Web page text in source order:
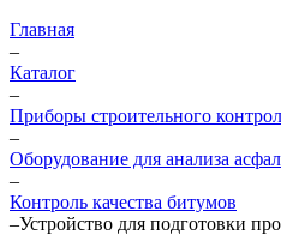
Главная
–
Каталог
–
Приборы строительного
–
Оборудование для анализа
–
Контроль качества битумов
–Устройство для подготовки